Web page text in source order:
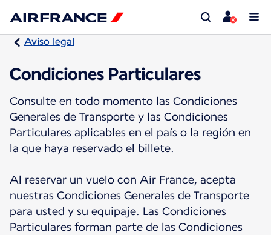
Aviso legal
Condiciones Particulares
Consulte en todo momento las Condiciones
Generales de Transporte y las Condiciones
Particulares aplicables en el país o la región en
la que haya reservado el billete.
Al reservar un vuelo con Air France, acepta
nuestras Condiciones Generales de Transporte
para usted y su equipaje. Las Condiciones
Particulares forman parte de las Condiciones